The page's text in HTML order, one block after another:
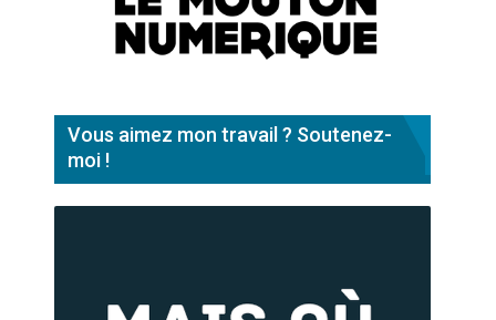
Vous aimez mon travail ? Soutenez-
moi !